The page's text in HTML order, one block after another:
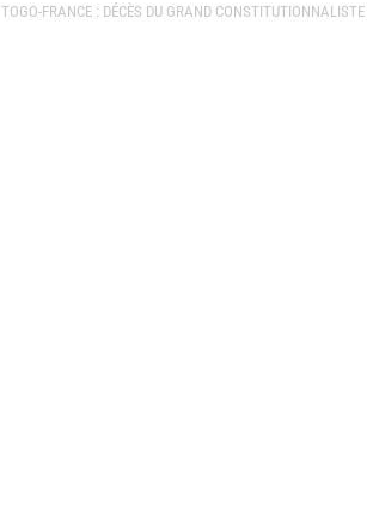
TOGO-FRANCE : DÉCÈS DU GRAND